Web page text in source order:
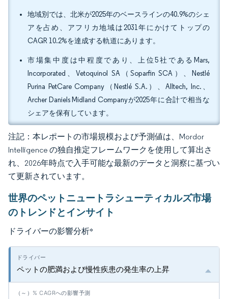
地域別では、北米が2025年のベースラインの40.9%のシェ
アを占め、アフリカ地域は2031年にかけてトップの
CAGR 10.2%を達成する軌道にあります。
市場集中度は中程度であり、上位5社であるMars,
Incorporated、Vetoquinol SA（Soparfin SCA）、Nestlé
Purina PetCare Company（Nestlé S.A.）、Alltech, Inc.、
Archer Daniels Midland Companyが2025年に合計で相当な
シェアを保有しています。
注記：本レポートの市場規模および予測値は、Mordor
Intelligence の独自推定フレームワークを使用して算出さ
れ、2026年時点で入手可能な最新のデータと洞察に基づい
て更新されています。
世界のペットニュートラシューティカルズ市場
のトレンドとインサイト
ドライバーの影響分析*
ペットの肥満および慢性疾患の発生率の上昇